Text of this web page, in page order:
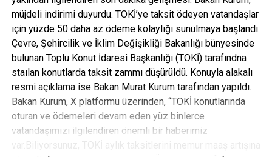
müjdeli indirimi duyurdu. TOKİ’ye taksit ödeyen vatandaşlar
için yüzde 50 daha az ödeme kolaylığı sunulmaya başlandı.
Çevre, Şehircilik ve İklim Değişikliği Bakanlığı bünyesinde
bulunan Toplu Konut İdaresi Başkanlığı (TOKİ) tarafındna
staılan konutlarda taksit zammı düşürüldü. Konuyla alakalı
resmi açıklama ise Bakan Murat Kurum tarafından yapıldı.
Bakan Kurum, X platformu üzerinden, “TOKİ konutlarında
oturan ve ödemeleri devam eden yüz binlerce
vatandaşımızı ilgilendiren önemli bir haberimiz